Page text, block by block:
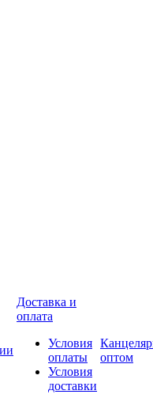
Доставка и
оплата
Условия
оплаты
Условия
доставки
оптом